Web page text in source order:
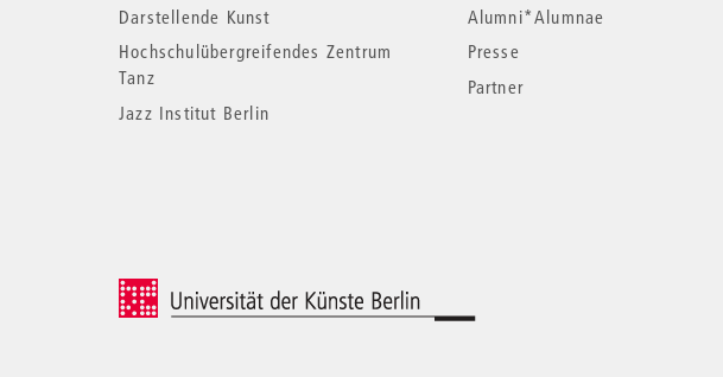
Darstellende Kunst
Hochschulübergreifendes Zentrum
Tanz
Jazz Institut Berlin
Alumni*Alumnae
Presse
Partner
© 2026 Universität der Künste Berlin